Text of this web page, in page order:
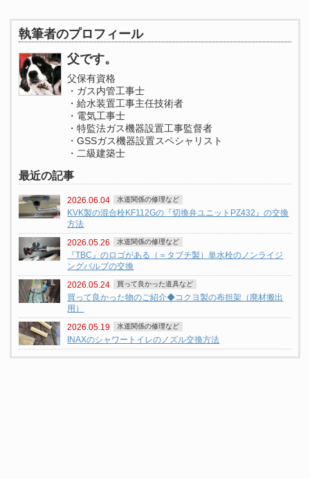
執筆者のプロフィール
父です。
父保有資格
・ガス内管工事士
・給水装置工事主任技術者
・電気工事士
・特監法ガス機器設置工事監督者
・GSSガス機器設置スペシャリスト
・二級建築士
最近の記事
2026.06.04 水道関係の修理など
KVK製の混合栓KF112Gの『切換弁ユニットPZ432』の交換
方法
2026.05.26 水道関係の修理など
『TBC』のロゴがある（＝タブチ製）単水栓のノンライジ
ングバルブの交換
2026.05.24 買って良かった道具など
買って良かった物のご紹介◆コクヨ製の布担架（廃材搬出
用）
2026.05.19 水道関係の修理など
INAXのシャワートイレのノズル交換方法